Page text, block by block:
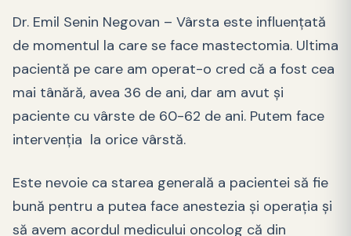
Dr. Emil Senin Negovan – Vârsta este influențată
de momentul la care se face mastectomia. Ultima
pacientă pe care am operat-o cred că a fost cea
mai tânără, avea 36 de ani, dar am avut și
paciente cu vârste de 60-62 de ani. Putem face
intervenția la orice vârstă.
Este nevoie ca starea generală a pacientei să fie
bună pentru a putea face anestezia și operația și
să avem acordul medicului oncolog că din